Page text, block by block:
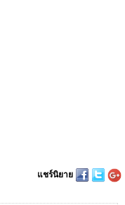
แชร์นิยาย